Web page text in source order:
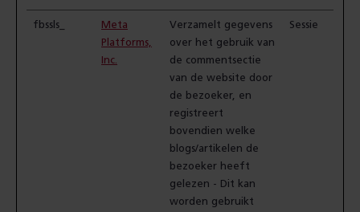
fbssls_
Meta
Platforms,
Inc.
Verzamelt gegevens
over het gebruik van
de commentsectie
van de website door
de bezoeker, en
registreert
bovendien welke
blogs/artikelen de
bezoeker heeft
gelezen - Dit kan
worden gebruikt
Sessie